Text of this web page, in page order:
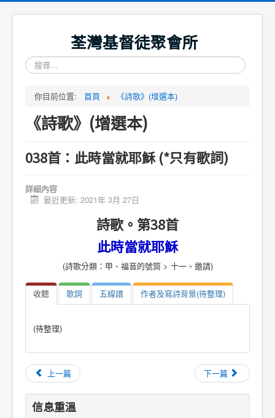
荃灣基督徒聚會所
搜
尋...
你目前位置:
首頁 《詩歌》(增選本)
《詩歌》(增選本)
038首：此時當就耶穌 (*只有歌詞)
詳細內容
最近更新: 2021年 3月 27日
詩歌。第38首
此時當就耶穌
(詩歌分類：甲、福音的號筒 > 十一、邀請)
收聽 歌詞 五線譜 作者及寫詩背景(待整理)
(待整理)
上一篇 下一篇
信息重溫